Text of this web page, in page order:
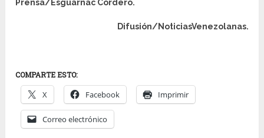
Prensa/Esguarnac Cordero.
Difusión/NoticiasVenezolanas.
COMPARTE ESTO:
X Facebook Imprimir
Correo electrónico